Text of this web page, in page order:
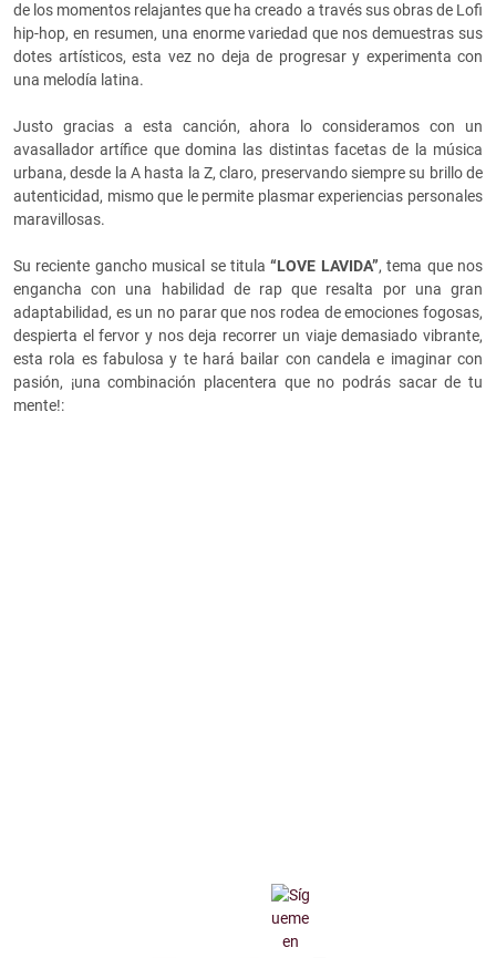
de los momentos relajantes que ha creado a través sus obras de Lofi
hip-hop, en resumen, una enorme variedad que nos demuestras sus
dotes artísticos, esta vez no deja de progresar y experimenta con
una melodía latina.
Justo gracias a esta canción, ahora lo consideramos con un
avasallador artífice que domina las distintas facetas de la música
urbana, desde la A hasta la Z, claro, preservando siempre su brillo de
autenticidad, mismo que le permite plasmar experiencias personales
maravillosas.
Su reciente gancho musical se titula“LOVE LAVIDA”, tema que nos
engancha con una habilidad de rap que resalta por una gran
adaptabilidad, es un no parar que nos rodea de emociones fogosas,
despierta el fervor y nos deja recorrer un viaje demasiado vibrante,
esta rola es fabulosa y te hará bailar con candela e imaginar con
pasión, ¡una combinación placentera que no podrás sacar de tu
mente!: